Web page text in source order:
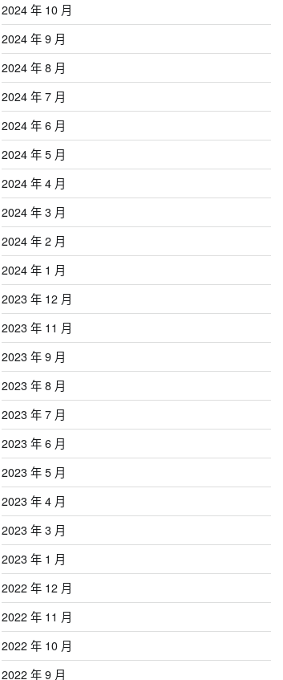
2024 年 10 月
2024 年 9 月
2024 年 8 月
2024 年 7 月
2024 年 6 月
2024 年 5 月
2024 年 4 月
2024 年 3 月
2024 年 2 月
2024 年 1 月
2023 年 12 月
2023 年 11 月
2023 年 9 月
2023 年 8 月
2023 年 7 月
2023 年 6 月
2023 年 5 月
2023 年 4 月
2023 年 3 月
2023 年 1 月
2022 年 12 月
2022 年 11 月
2022 年 10 月
2022 年 9 月